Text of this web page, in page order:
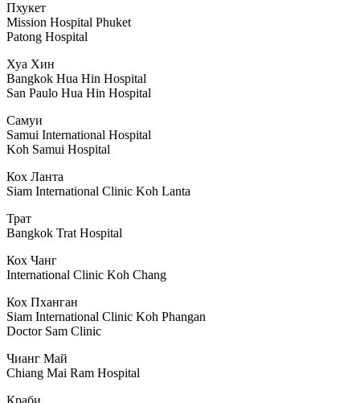
Пхукет
Mission Hospital Phuket
Patong Hospital
Хуа Хин
Bangkok Hua Hin Hospital
San Paulo Hua Hin Hospital
Самуи
Samui International Hospital
Koh Samui Hospital
Кох Ланта
Siam International Clinic Koh Lanta
Трат
Bangkok Trat Hospital
Кох Чанг
International Clinic Koh Chang
Кох Пханган
Siam International Clinic Koh Phangan
Doctor Sam Clinic
Чианг Май
Chiang Mai Ram Hospital